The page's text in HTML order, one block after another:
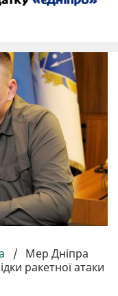
/ Мер Дніпра
ракетної атаки